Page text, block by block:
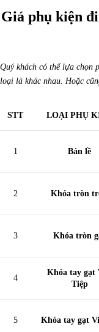
Giá phụ kiện
Quý khách có thể lựa chọn
loại là khác nhau. Hoặc
STT LOẠI PHỤ
1 Bản lề
2 Khóa tròn
3 Khóa tròn
4
Khóa tay gạt
Tiệp
5 Khóa tay gạt